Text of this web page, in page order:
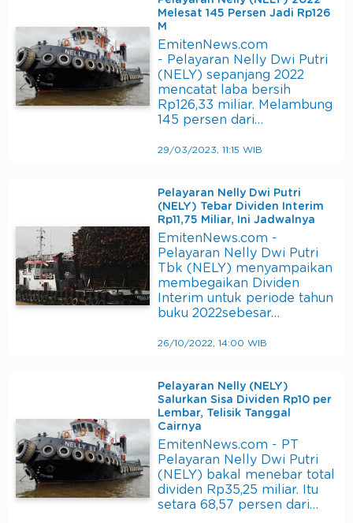
Melesat 145 Persen Jadi Rp126
M
EmitenNews.com
- Pelayaran Nelly Dwi Putri
(NELY) sepanjang 2022
mencatat laba bersih
Rp126,33 miliar. Melambung
145 persen dari…
29/03/2023, 11:15 WIB
Pelayaran Nelly Dwi Putri
(NELY) Tebar Dividen Interim
Rp11,75 Miliar, Ini Jadwalnya
EmitenNews.com -
Pelayaran Nelly Dwi Putri
Tbk (NELY) menyampaikan
membegaikan Dividen
Interim untuk periode tahun
buku 2022sebesar…
26/10/2022, 14:00 WIB
Pelayaran Nelly (NELY)
Salurkan Sisa Dividen Rp10 per
Lembar, Telisik Tanggal
Cairnya
EmitenNews.com - PT
Pelayaran Nelly Dwi Putri
(NELY) bakal menebar total
dividen Rp35,25 miliar. Itu
setara 68,57 persen dari…